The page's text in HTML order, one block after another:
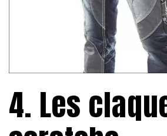
4. Les